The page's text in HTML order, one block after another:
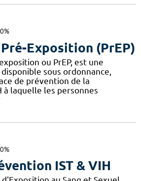
Exposition (PrEP)
ou PrEP, est une
sous ordonnance,
de prévention de la
à laquelle les personnes
IST & VIH